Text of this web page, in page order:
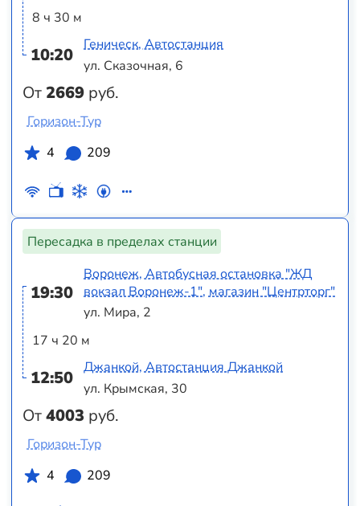
8 ч 30 м
10:20
От2669 руб.
Геническ, Автостанция
ул. Сказочная, 6
Горизон-Тур
4
209
Пересадка в пределах станции
19:30
17 ч 20 м
12:50
От4003 руб.
Воронеж, Автобусная остановка "ЖД
вокзал Воронеж-1", магазин "Центрторг"
ул. Мира, 2
Джанкой, Автостанция Джанкой
ул. Крымская, 30
Горизон-Тур
4
209